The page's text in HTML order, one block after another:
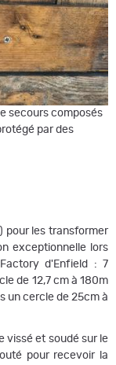
secours composés
par des
pour les transformer
exceptionnelle lors
d'Enfield : 7
de 12,7 cm à 180m
un cercle de 25cm à
vissé et soudé sur le
pour recevoir la